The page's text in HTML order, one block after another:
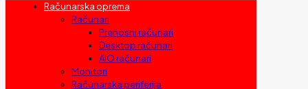
Računarska oprema
Računari
Prenosni računari
Desktop računari
AIO računari
Monitori
Računarska periferija